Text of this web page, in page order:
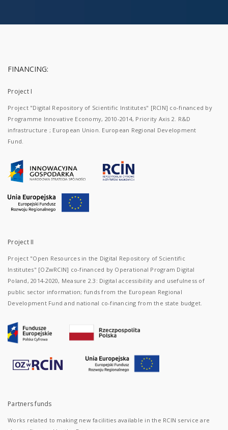
FINANCING:
Project I
Project "Digital Repository of Scientific Institutes" [RCIN] co-financed by
Programme Innovative Economy, 2010-2014, Priority Axis 2. R&D
infrastructure ; European Union. European Regional Development
Fund.
Project II
Project "Open Resources in the Digital Repository of Scientific
Institutes" [OZwRCIN] co-financed by Operational Program Digital
Poland, 2014-2020, Measure 2.3: Digital accessibility and usefulness of
public sector information; funds from the European Regional
Development Fund and national co-financing from the state budget.
Partners funds
Works related to making new facilities available in the RCIN service are